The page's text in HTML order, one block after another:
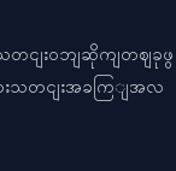
သတငျးဝဘျဆိုကျတဈခုဖွ
ားသတငျးအခကြျအလ